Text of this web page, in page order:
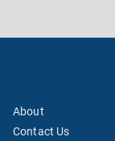
About
Contact Us